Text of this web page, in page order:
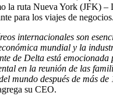
la ruta Nueva York (JFK) –
para los viajes de negocios.
internacionales son
mundial y la
de Delta está emocionada
en la reunión de las
mundo después de más de
su CEO.